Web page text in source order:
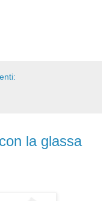
la glassa